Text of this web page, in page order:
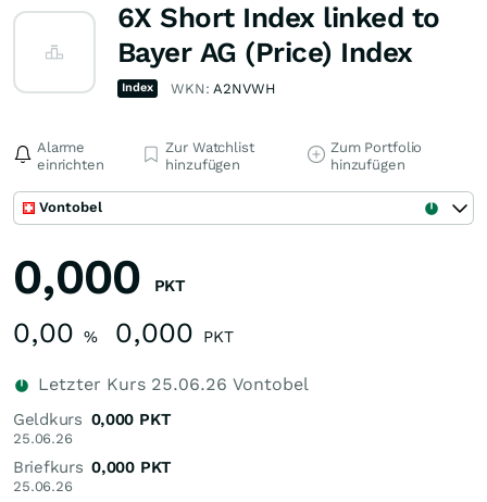
6X Short Index linked to
Bayer AG (Price) Index
Index WKN:A2NVWH
Alarme
einrichten
Zur Watchlist
hinzufügen
Zum Portfolio
hinzufügen
Vontobel
0,000 PKT
0,00 % 0,000 PKT
Letzter Kurs 25.06.26 Vontobel
Geldkurs
25.06.26
0,000 PKT
Briefkurs
25.06.26
0,000 PKT